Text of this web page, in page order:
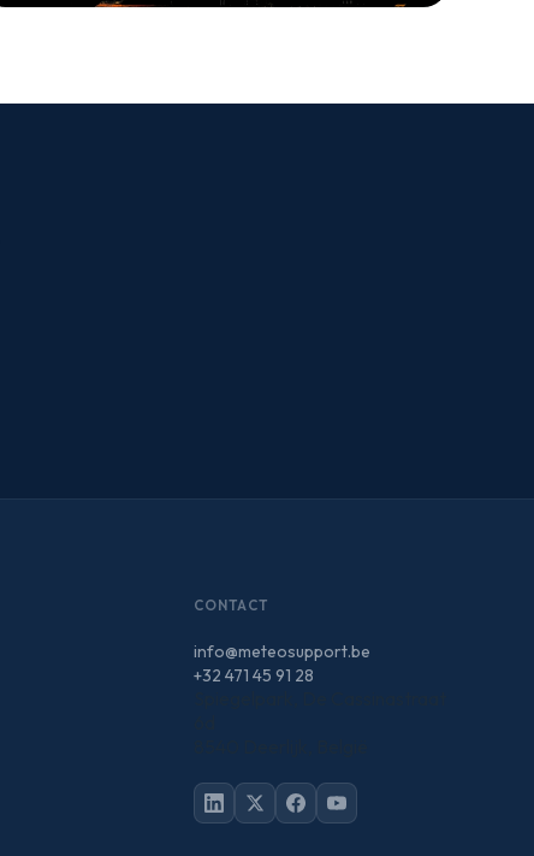
CONTACT
info@meteosupport.be
+32 471 45 91 28